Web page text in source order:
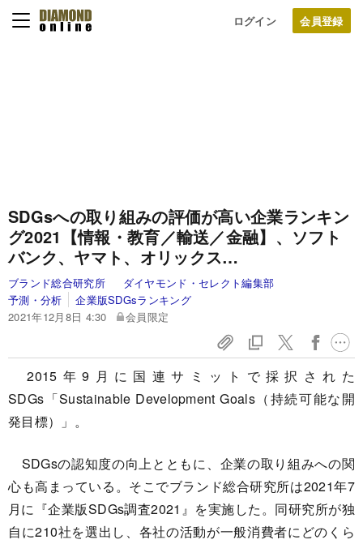
ログイン
SDGsへの取り組みの評価が高い企業ランキン
グ2021【情報・教育／輸送／金融】、ソフト
バンク、ヤマト、オリックス…
ブランド総合研究所
ダイヤモンド・セレクト編集部
予測・分析
企業版SDGsランキング
2021年12月8日 4:30
会員限定
2015年9月に国連サミットで採択された
SDGs「Sustainable Development Goals（持続可能な開
発目標）」。
SDGsの認知度の向上とともに、企業の取り組みへの関
心も高まっている。そこでブランド総合研究所は2021年7
月に『企業版SDGs調査2021』を実施した。同研究所が独
自に210社を選出し、各社の活動が一般消費者にどのくら